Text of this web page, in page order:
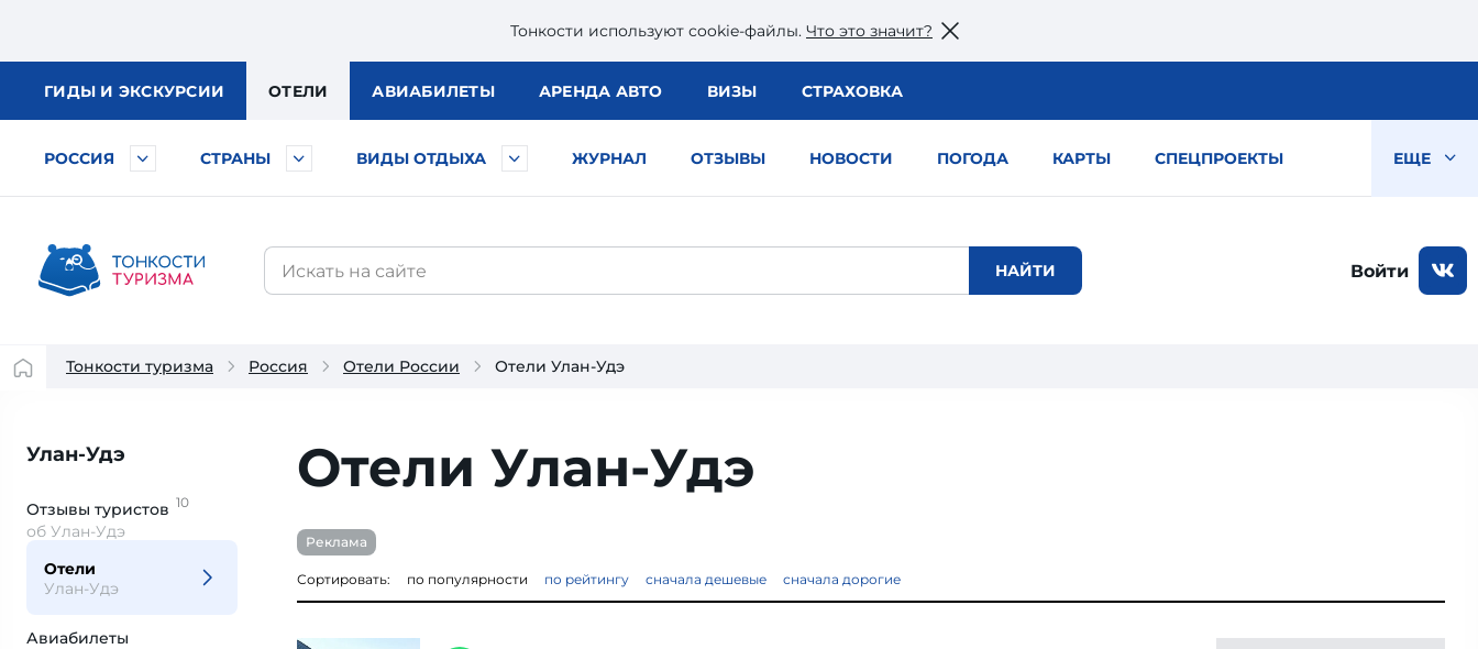
Тонкости используют сookie-файлы. Что это значит?
ГИДЫ И ЭКСКУРСИИ ОТЕЛИ АВИАБИЛЕТЫ АРЕНДА АВТО ВИЗЫ СТРАХОВКА
РОССИЯ СТРАНЫ ВИДЫ ОТДЫХА ЖУРНАЛ ОТЗЫВЫ НОВОСТИ ПОГОДА КАРТЫ СПЕЦПРОЕКТЫ ЕЩЕ
Войти
Тонкости туризма Россия Отели России Отели Улан-Удэ
Улан-Удэ
Отзывы туристов 10
об Улан-Удэ
Отели
Улан-Удэ
Авиабилеты
Отели Улан-Удэ
Реклама
Сортировать: по популярности по рейтингу сначала дешевые сначала дорогие